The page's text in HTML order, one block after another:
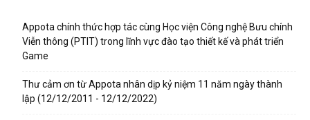
Appota chính thức hợp tác cùng Học viện Công nghệ Bưu chính
Viễn thông (PTIT) trong lĩnh vực đào tạo thiết kế và phát triển
Game
Thư cảm ơn từ Appota nhân dịp kỷ niệm 11 năm ngày thành
lập (12/12/2011 - 12/12/2022)